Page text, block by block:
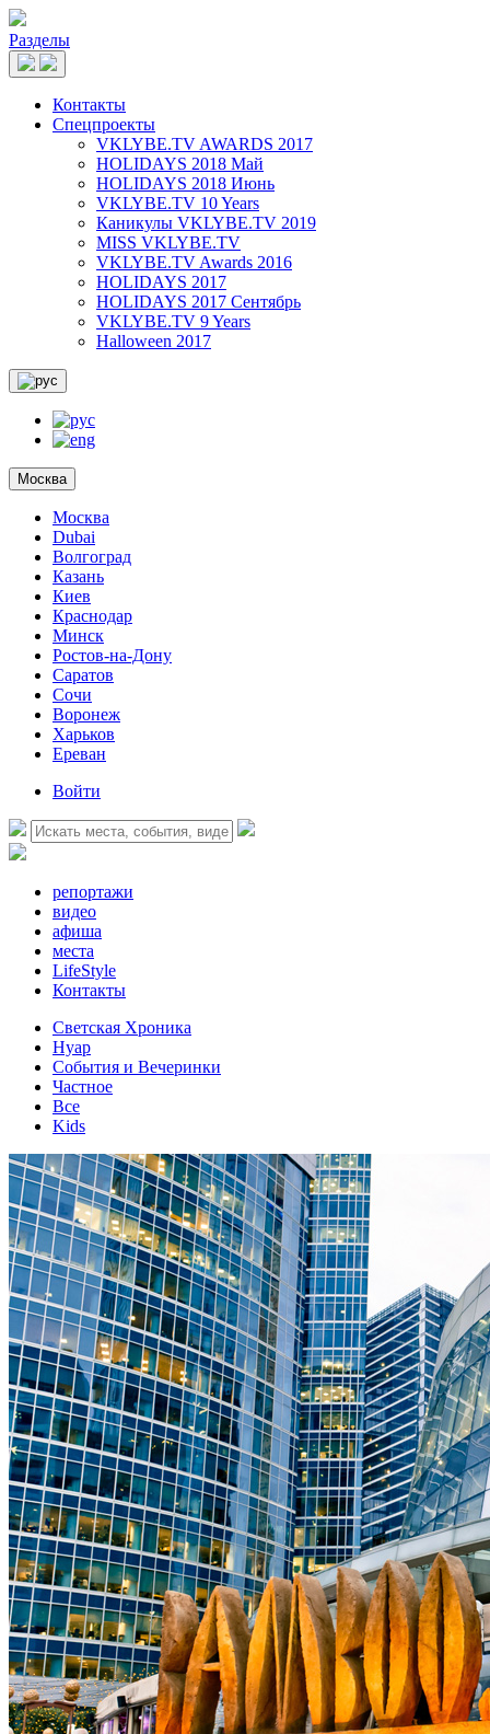
Разделы
Контакты
Спецпроекты
VKLYBE.TV AWARDS 2017
HOLIDAYS 2018 Май
HOLIDAYS 2018 Июнь
VKLYBE.TV 10 Years
Каникулы VKLYBE.TV 2019
MISS VKLYBE.TV
VKLYBE.TV Awards 2016
HOLIDAYS 2017
HOLIDAYS 2017 Сентябрь
VKLYBE.TV 9 Years
Halloween 2017
Москва
Москва
Dubai
Волгоград
Казань
Киев
Краснодар
Минск
Ростов-на-Дону
Саратов
Сочи
Воронеж
Харьков
Ереван
Войти
репортажи
видео
афиша
места
LifeStyle
Контакты
Светская Хроника
Нуар
События и Вечеринки
Частное
Все
Kids